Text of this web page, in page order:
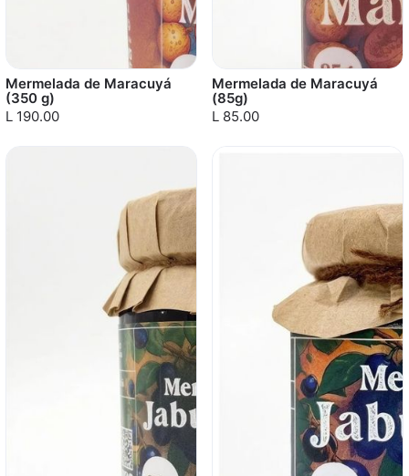
Mermelada de Maracuyá
(350 g)
L 190.00
Mermelada de Maracuyá
(85g)
L 85.00